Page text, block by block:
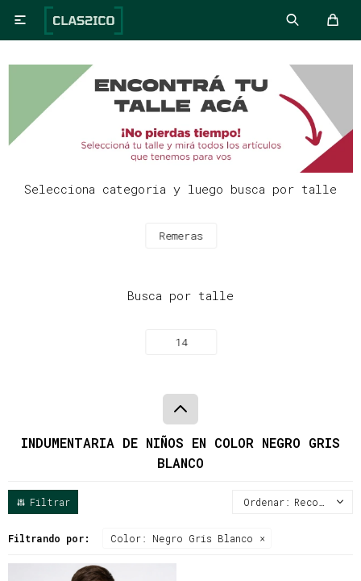

Selecciona categoria y luego busca por talle
Remeras
Busca por talle
14
INDUMENTARIA DE NIÑOS EN COLOR NEGRO GRIS
BLANCO
Recomendados
Filtrando por: Color: Negro Gris Blanco